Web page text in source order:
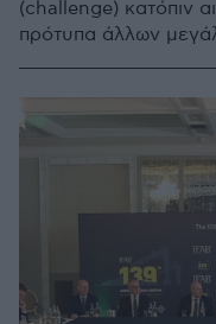
(challenge) κατόπιν
πρότυπα άλλων